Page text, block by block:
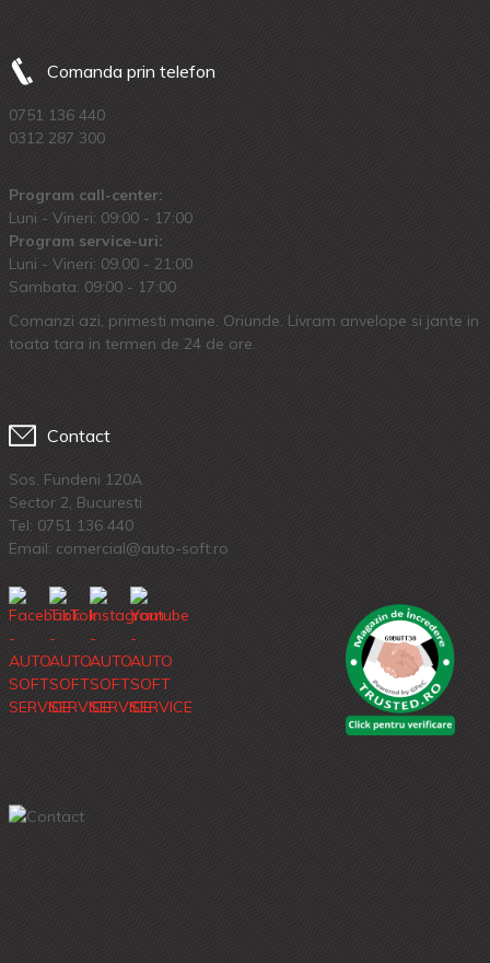
Comanda prin telefon
0751 136 440
0312 287 300
Program call-center:
Luni - Vineri: 09:00 - 17:00
Program service-uri:
Luni - Vineri: 09.00 - 21:00
Sambata: 09:00 - 17:00
Comanzi azi, primesti maine. Oriunde. Livram anvelope si jante in
toata tara in termen de 24 de ore.
Contact
Sos. Fundeni 120A
Sector 2, Bucuresti
Tel: 0751 136 440
Email: comercial@auto-soft.ro